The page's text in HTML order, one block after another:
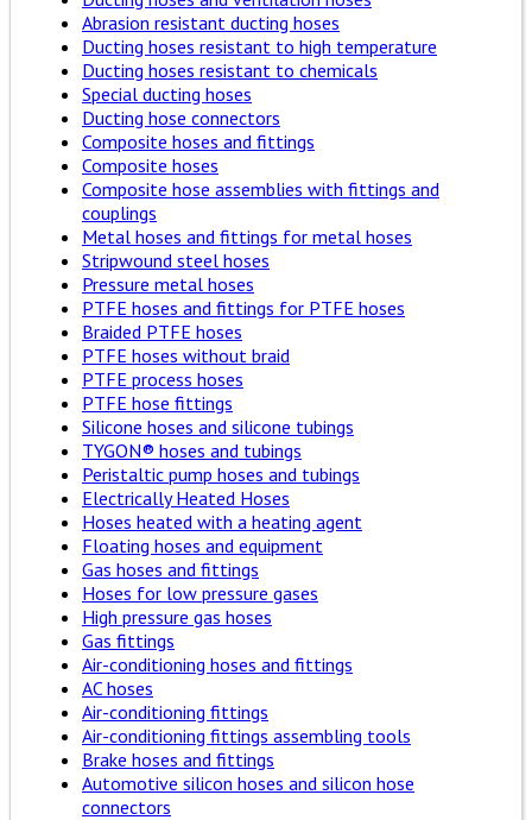
Abrasion resistant ducting hoses
Ducting hoses resistant to high temperature
Ducting hoses resistant to chemicals
Special ducting hoses
Ducting hose connectors
Composite hoses and fittings
Composite hoses
Composite hose assemblies with fittings and
couplings
Metal hoses and fittings for metal hoses
Stripwound steel hoses
Pressure metal hoses
PTFE hoses and fittings for PTFE hoses
Braided PTFE hoses
PTFE hoses without braid
PTFE process hoses
PTFE hose fittings
Silicone hoses and silicone tubings
TYGON® hoses and tubings
Peristaltic pump hoses and tubings
Electrically Heated Hoses
Hoses heated with a heating agent
Floating hoses and equipment
Gas hoses and fittings
Hoses for low pressure gases
High pressure gas hoses
Gas fittings
Air-conditioning hoses and fittings
AC hoses
Air-conditioning fittings
Air-conditioning fittings assembling tools
Brake hoses and fittings
Automotive silicon hoses and silicon hose
connectors